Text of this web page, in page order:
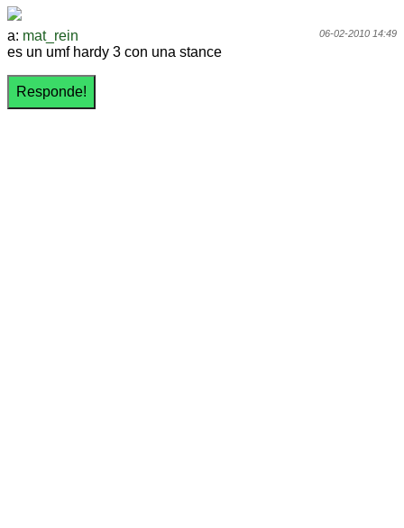
06-02-2010 14:49
a: mat_rein
es un umf hardy 3 con una stance